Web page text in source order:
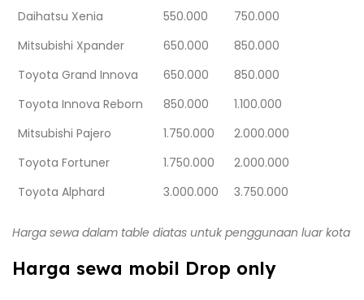
Daihatsu Xenia
550.000
750.000
Mitsubishi Xpander
650.000
850.000
Toyota Grand Innova
650.000
850.000
Toyota Innova Reborn
850.000
1.100.000
Mitsubishi Pajero
1.750.000
2.000.000
Toyota Fortuner
1.750.000
2.000.000
Toyota Alphard
3.000.000 3.750.000
Harga sewa dalam table diatas untuk penggunaan luar kota
Harga sewa mobil Drop only